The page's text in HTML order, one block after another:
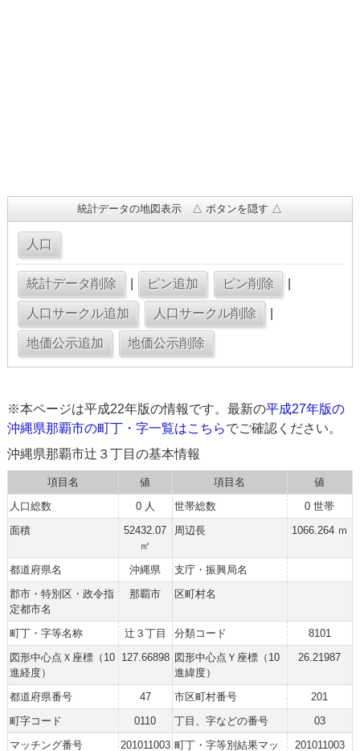
統計データの地図表示 △ ボタンを隠す △
※本ページは平成22年版の情報です。最新の平成27年版の
沖縄県那覇市の町丁・字一覧はこちらでご確認ください。
沖縄県那覇市辻３丁目の基本情報
項目名 値 項目名
値
人口総数
0 人 世帯総数
0 世帯
面積
52432.07
㎡
周辺長 1066.264 ｍ
都道府県名 沖縄県
支庁・振興局名
郡市・特別区・政令指
定都市名
那覇市 区町村名
町丁・字等名称 辻３丁目 分類コード
8101
図形中心点Ｘ座標（10
進経度）
127.66898 図形中心点Ｙ座標（10
進緯度）
26.21987
都道府県番号 47 市区町村番号
201
町字コード
0110 丁目、字などの番号
03
マッチング番号
201011003 町丁・字等別結果マッ 201011003